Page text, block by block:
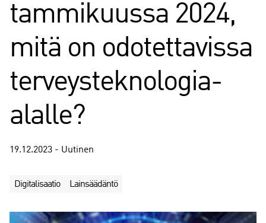
tammikuussa 2024,
mitä on odotettavissa
terveysteknologia-
alalle?
19.12.2023 - Uutinen
Digitalisaatio Lainsäädäntö